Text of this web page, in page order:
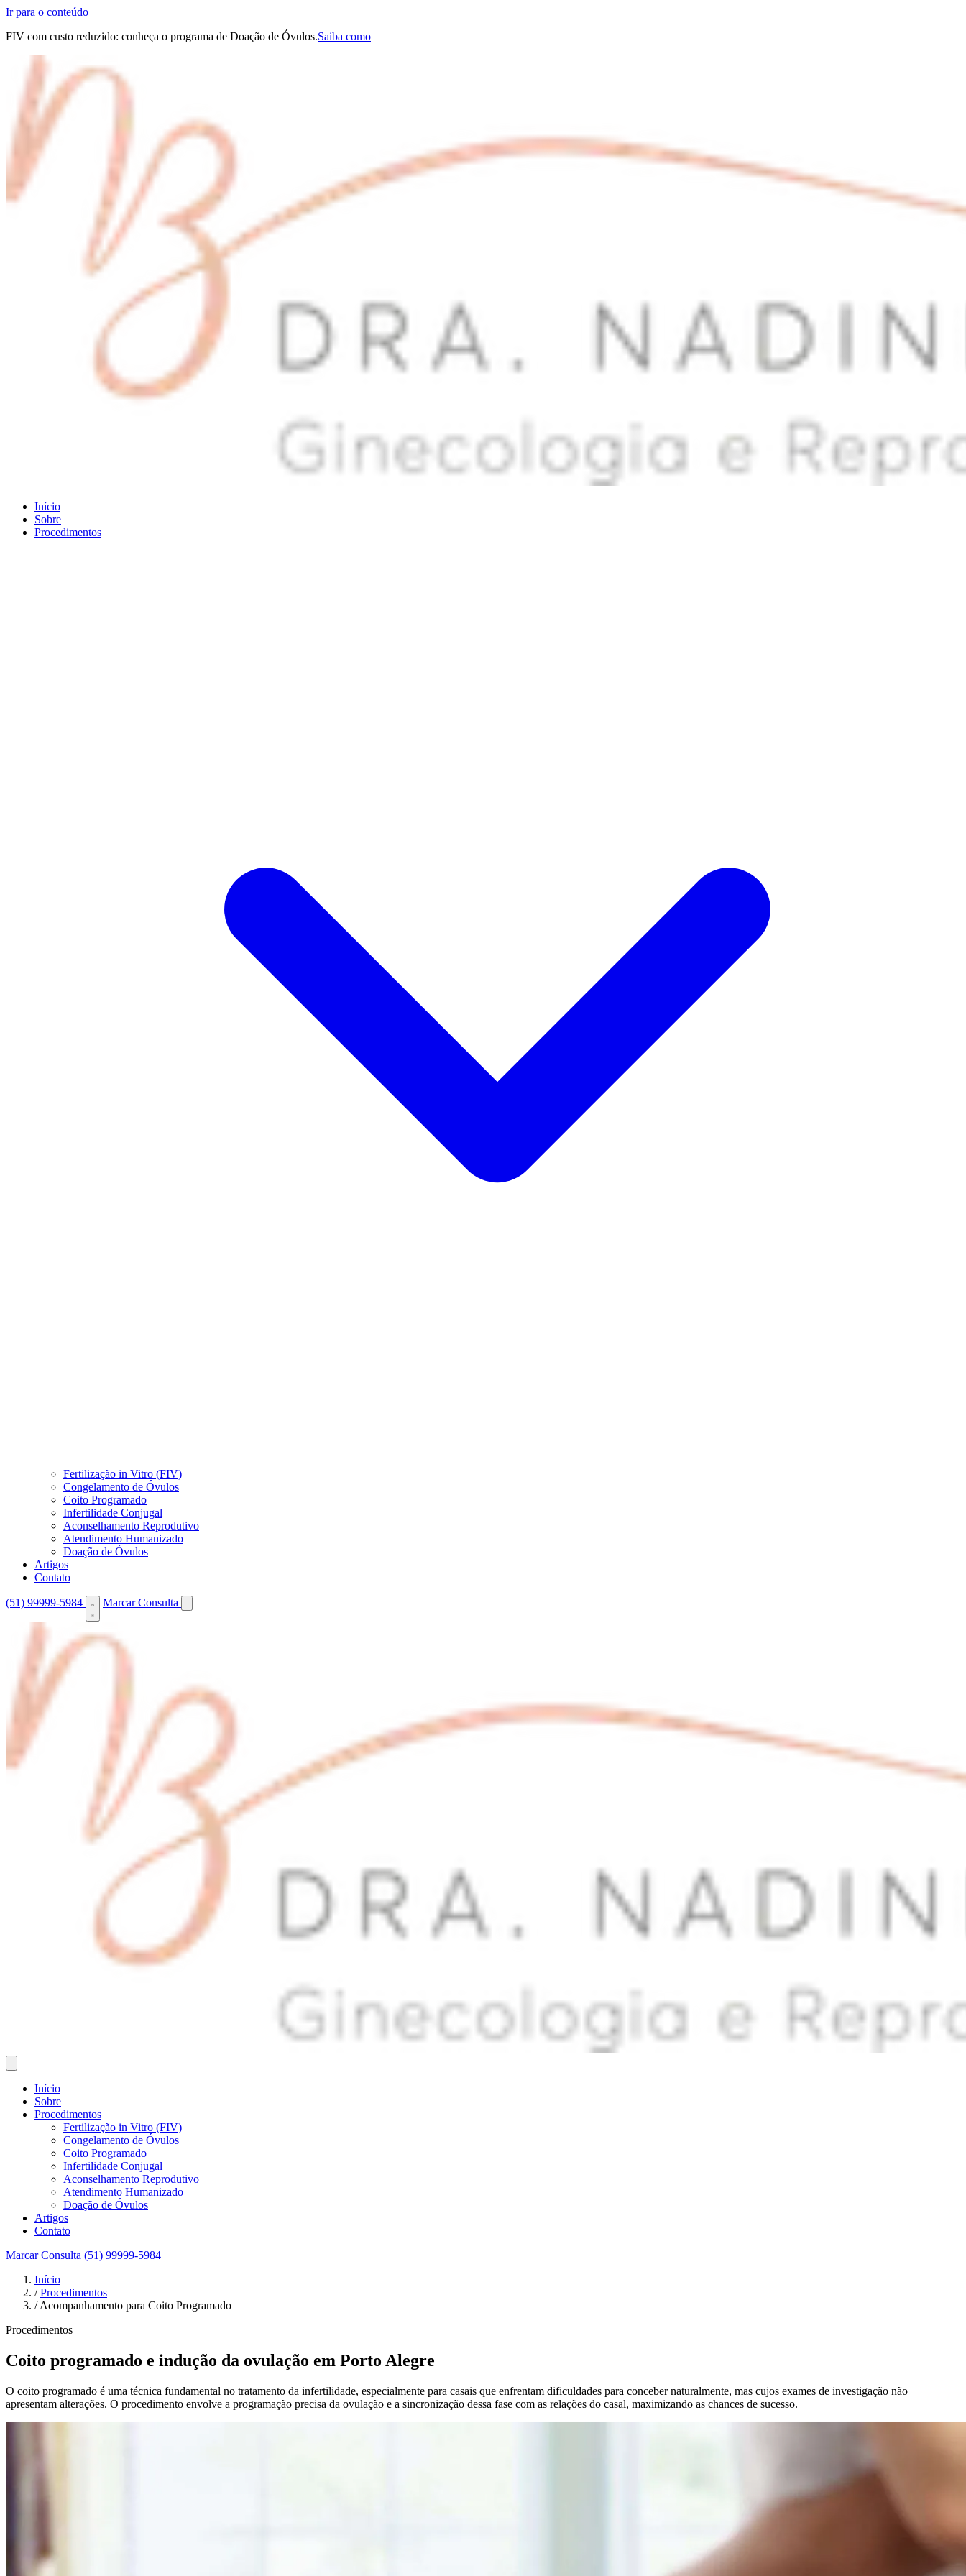
Ir para o conteúdo
FIV com custo reduzido: conheça o programa de Doação de Óvulos.Saiba como
Início
Sobre
Procedimentos
Fertilização in Vitro (FIV)
Congelamento de Óvulos
Coito Programado
Infertilidade Conjugal
Aconselhamento Reprodutivo
Atendimento Humanizado
Doação de Óvulos
Artigos
Contato
(51) 99999-5984 Marcar Consulta
Início
Sobre
Procedimentos
Fertilização in Vitro (FIV)
Congelamento de Óvulos
Coito Programado
Infertilidade Conjugal
Aconselhamento Reprodutivo
Atendimento Humanizado
Doação de Óvulos
Artigos
Contato
Marcar Consulta (51) 99999-5984
Início
/Procedimentos
/Acompanhamento para Coito Programado
Procedimentos
Coito programado e indução da ovulação em Porto Alegre
O coito programado é uma técnica fundamental no tratamento da infertilidade, especialmente para casais que enfrentam dificuldades para conceber naturalmente, mas cujos exames de investigação não
apresentam alterações. O procedimento envolve a programação precisa da ovulação e a sincronização dessa fase com as relações do casal, maximizando as chances de sucesso.